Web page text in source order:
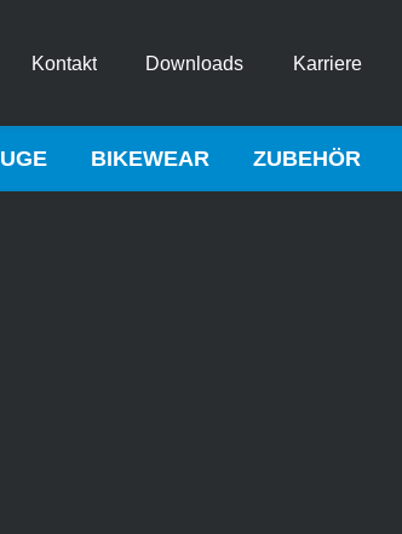
Kontakt Downloads Karriere
BIKEWEAR ZUBEHÖR